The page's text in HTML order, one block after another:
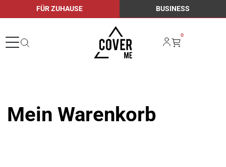
FÜR ZUHAUSE BUSINESS
0
Mein Warenkorb